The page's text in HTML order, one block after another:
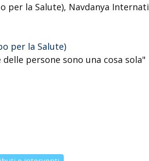
per la Salute), Navdanya
per la Salute)
persone sono una cosa sola"